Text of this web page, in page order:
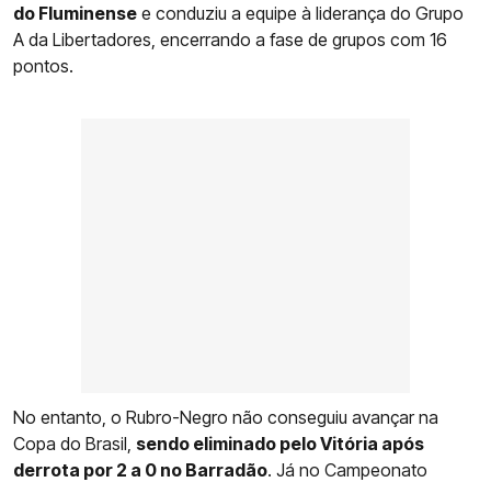
do Fluminense e conduziu a equipe à liderança do Grupo
A da Libertadores, encerrando a fase de grupos com 16
pontos.
No entanto, o Rubro-Negro não conseguiu avançar na
Copa do Brasil, sendo eliminado pelo Vitória após
derrota por 2 a 0 no Barradão. Já no Campeonato